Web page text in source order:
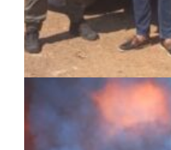
05/08/2026 · 16:05
ΣΠΑΠ: Νέα
Γαλάτσι, Μαρούσι